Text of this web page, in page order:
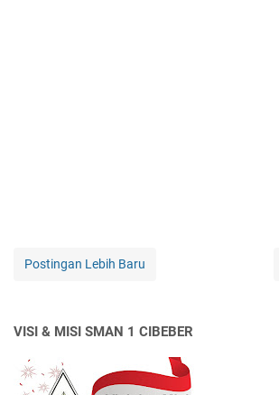
Postingan Lebih Baru
VISI & MISI SMAN 1 CIBEBER